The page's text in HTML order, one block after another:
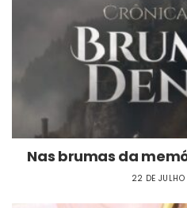
Nas brumas da
22 DE